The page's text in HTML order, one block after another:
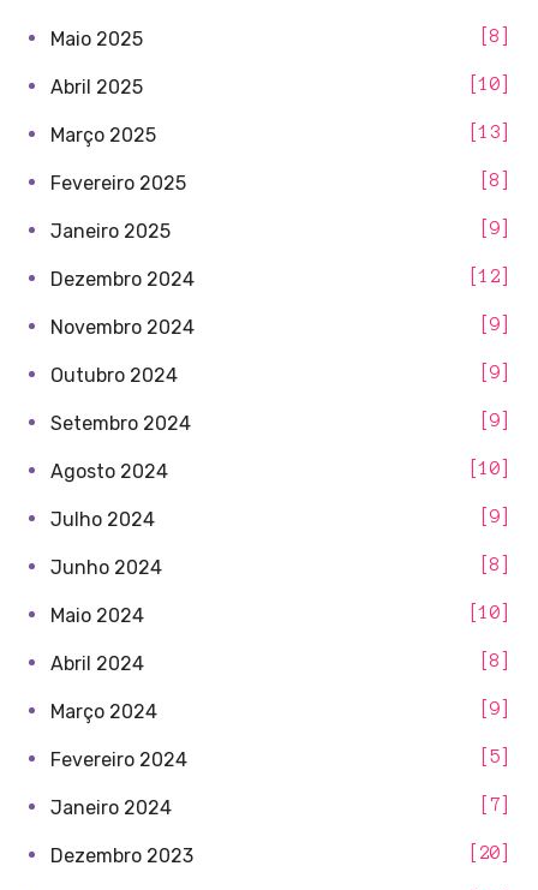
Maio 2025 8
Abril 2025 10
Março 2025 13
Fevereiro 2025 8
Janeiro 2025 9
Dezembro 2024 12
Novembro 2024 9
Outubro 2024 9
Setembro 2024 9
Agosto 2024 10
Julho 2024 9
Junho 2024 8
Maio 2024 10
Abril 2024 8
Março 2024 9
Fevereiro 2024 5
Janeiro 2024 7
Dezembro 2023 20